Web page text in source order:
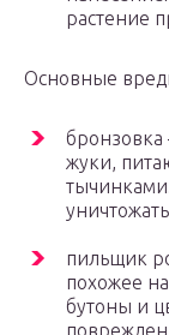
растение
Основные
бронзовка
жуки,
пильщик
похожее
бутоны и